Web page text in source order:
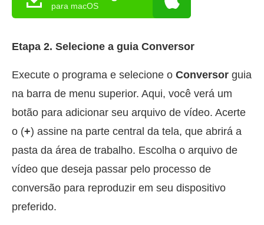
para macOS
Etapa 2. Selecione a guia Conversor
Execute o programa e selecione o Conversor guia
na barra de menu superior. Aqui, você verá um
botão para adicionar seu arquivo de vídeo. Acerte
o (+) assine na parte central da tela, que abrirá a
pasta da área de trabalho. Escolha o arquivo de
vídeo que deseja passar pelo processo de
conversão para reproduzir em seu dispositivo
preferido.